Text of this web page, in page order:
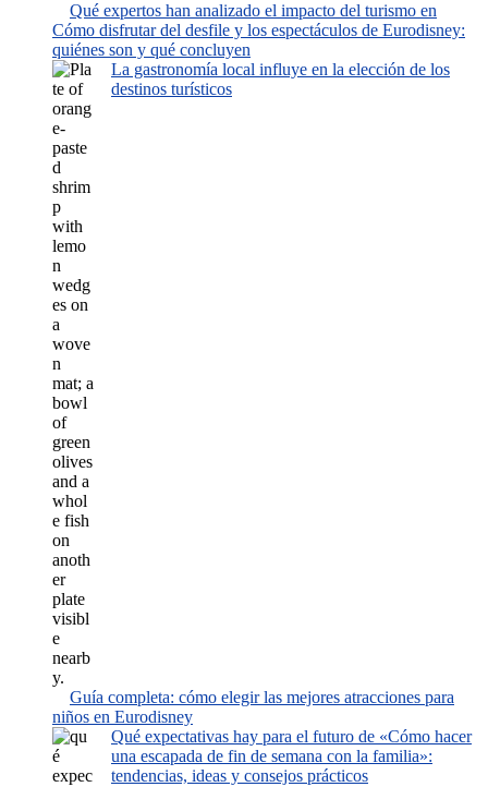
Qué expertos han analizado el impacto del turismo en
Cómo disfrutar del desfile y los espectáculos de Eurodisney:
quiénes son y qué concluyen
La gastronomía local influye en la elección de los
destinos turísticos
Guía completa: cómo elegir las mejores atracciones para
niños en Eurodisney
Qué expectativas hay para el futuro de «Cómo hacer
una escapada de fin de semana con la familia»:
tendencias, ideas y consejos prácticos